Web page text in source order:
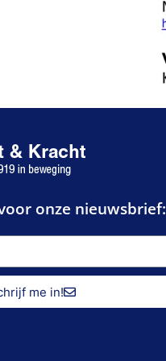
onze nieuwsbrief:
me in!